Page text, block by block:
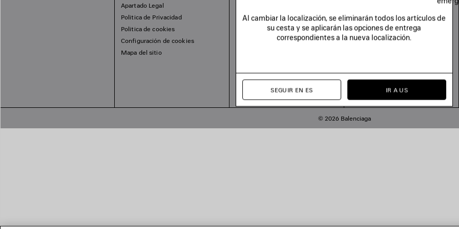
Apartado Legal
Politica de Privacidad
Politica de cookies
Configuración de cookies
Mapa del sitio
© 2026 Balenciaga
Al cambiar la localización, se eliminarán todos los artículos de
su cesta y se aplicarán las opciones de entrega
correspondientes a la nueva localización.
SEGUIR EN ES IR A US